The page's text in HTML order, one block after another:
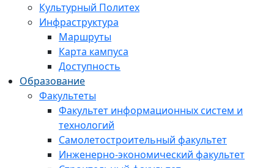
Культурный Политех
Инфраструктура
Маршруты
Карта кампуса
Доступность
Образование
Факультеты
Факультет информационных систем и
технологий
Самолетостроительный факультет
Инженерно-экономический факультет